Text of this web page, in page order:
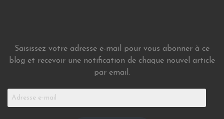
Saisissez votre adresse e-mail pour vous abonner à ce
blog et recevoir une notification de chaque nouvel article
par email.
Adresse